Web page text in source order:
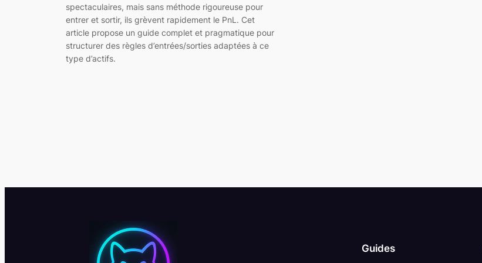
spectaculaires, mais sans méthode rigoureuse pour
entrer et sortir, ils grèvent rapidement le PnL. Cet
article propose un guide complet et pragmatique pour
structurer des règles d’entrées/sorties adaptées à ce
type d’actifs.
Guides